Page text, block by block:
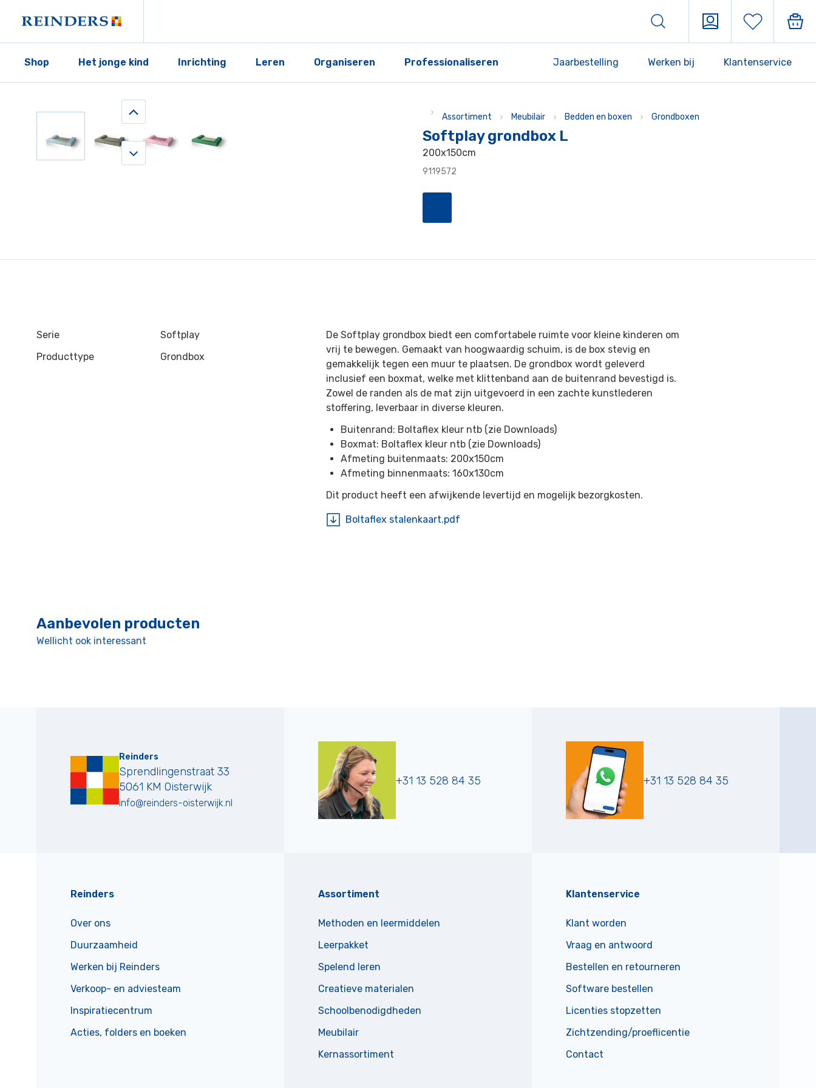
Shop Het jonge kind Inrichting Leren Organiseren Professionaliseren Jaarbestelling Werken bij Klantenservice
Assortiment Meubilair Bedden en boxen Grondboxen
Softplay grondbox L
200x150cm
9119572
Serie
Softplay
Producttype
Grondbox
De Softplay grondbox biedt een comfortabele ruimte voor kleine kinderen om
vrij te bewegen. Gemaakt van hoogwaardig schuim, is de box stevig en
gemakkelijk tegen een muur te plaatsen. De grondbox wordt geleverd
inclusief een boxmat, welke met klittenband aan de buitenrand bevestigd is.
Zowel de randen als de mat zijn uitgevoerd in een zachte kunstlederen
stoffering, leverbaar in diverse kleuren.
Buitenrand: Boltaflex kleur ntb (zie Downloads)
Boxmat: Boltaflex kleur ntb (zie Downloads)
Afmeting buitenmaats: 200x150cm
Afmeting binnenmaats: 160x130cm
Dit product heeft een afwijkende levertijd en mogelijk bezorgkosten.
Boltaflex stalenkaart.pdf
Aanbevolen producten
Wellicht ook interessant
Reinders
Sprendlingenstraat 33
5061 KM Oisterwijk
info@reinders-oisterwijk.nl
+31 13 528 84 35 +31 13 528 84 35
Reinders
Over ons
Duurzaamheid
Werken bij Reinders
Verkoop- en adviesteam
Inspiratiecentrum
Acties, folders en boeken
Assortiment
Methoden en leermiddelen
Leerpakket
Spelend leren
Creatieve materialen
Schoolbenodigdheden
Meubilair
Kernassortiment
Klantenservice
Klant worden
Vraag en antwoord
Bestellen en retourneren
Software bestellen
Licenties stopzetten
Zichtzending/proeflicentie
Contact